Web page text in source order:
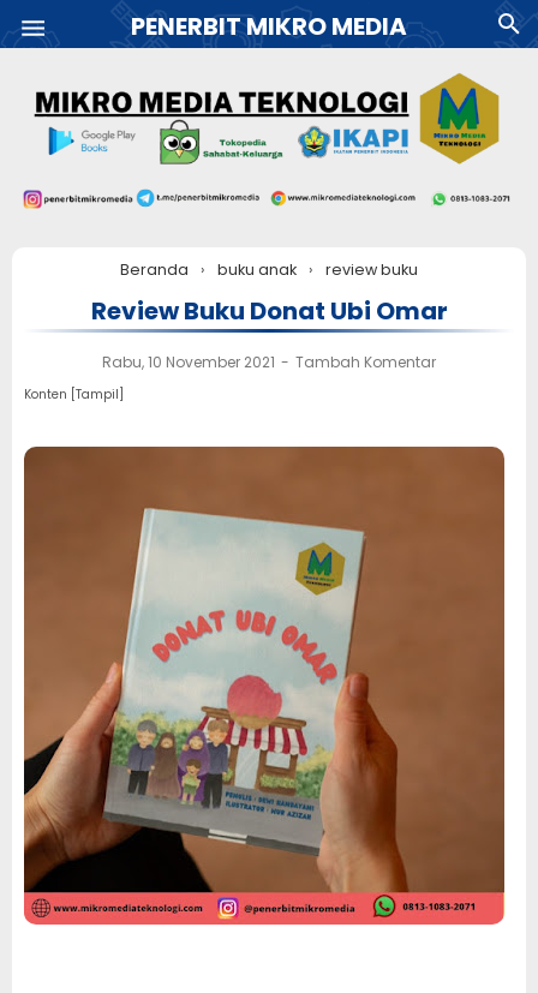
PENERBIT MIKRO MEDIA
Beranda › buku anak › review buku
Review Buku Donat Ubi Omar
Rabu, 10 November 2021 Tambah Komentar
Konten [Tampil]